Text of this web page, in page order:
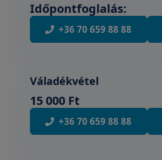
Időpontfoglalás:
+36 70 659 88 88
Váladékvétel
15 000 Ft
+36 70 659 88 88